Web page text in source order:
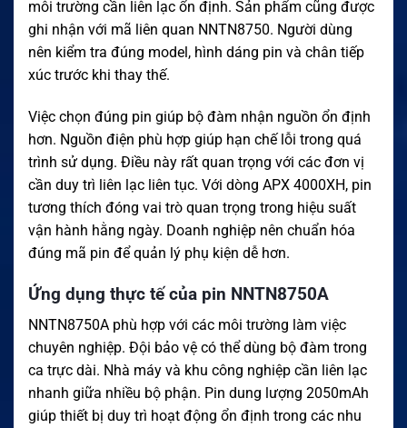
môi trường cần liên lạc ổn định. Sản phẩm cũng được
ghi nhận với mã liên quan NNTN8750. Người dùng
nên kiểm tra đúng model, hình dáng pin và chân tiếp
xúc trước khi thay thế.
Việc chọn đúng pin giúp bộ đàm nhận nguồn ổn định
hơn. Nguồn điện phù hợp giúp hạn chế lỗi trong quá
trình sử dụng. Điều này rất quan trọng với các đơn vị
cần duy trì liên lạc liên tục. Với dòng APX 4000XH, pin
tương thích đóng vai trò quan trọng trong hiệu suất
vận hành hằng ngày. Doanh nghiệp nên chuẩn hóa
đúng mã pin để quản lý phụ kiện dễ hơn.
Ứng dụng thực tế của pin NNTN8750A
NNTN8750A phù hợp với các môi trường làm việc
chuyên nghiệp. Đội bảo vệ có thể dùng bộ đàm trong
ca trực dài. Nhà máy và khu công nghiệp cần liên lạc
nhanh giữa nhiều bộ phận. Pin dung lượng 2050mAh
giúp thiết bị duy trì hoạt động ổn định trong các nhu